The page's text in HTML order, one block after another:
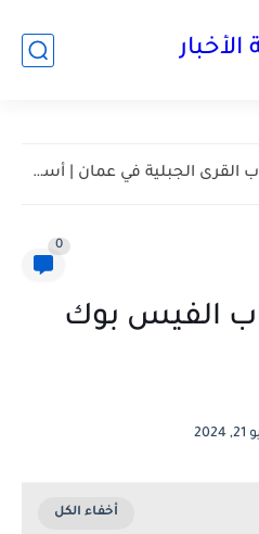
لماذا تجذب القرى الجبلية في عمان | أسرار القرى الجبلية...
0
الفيس بوك